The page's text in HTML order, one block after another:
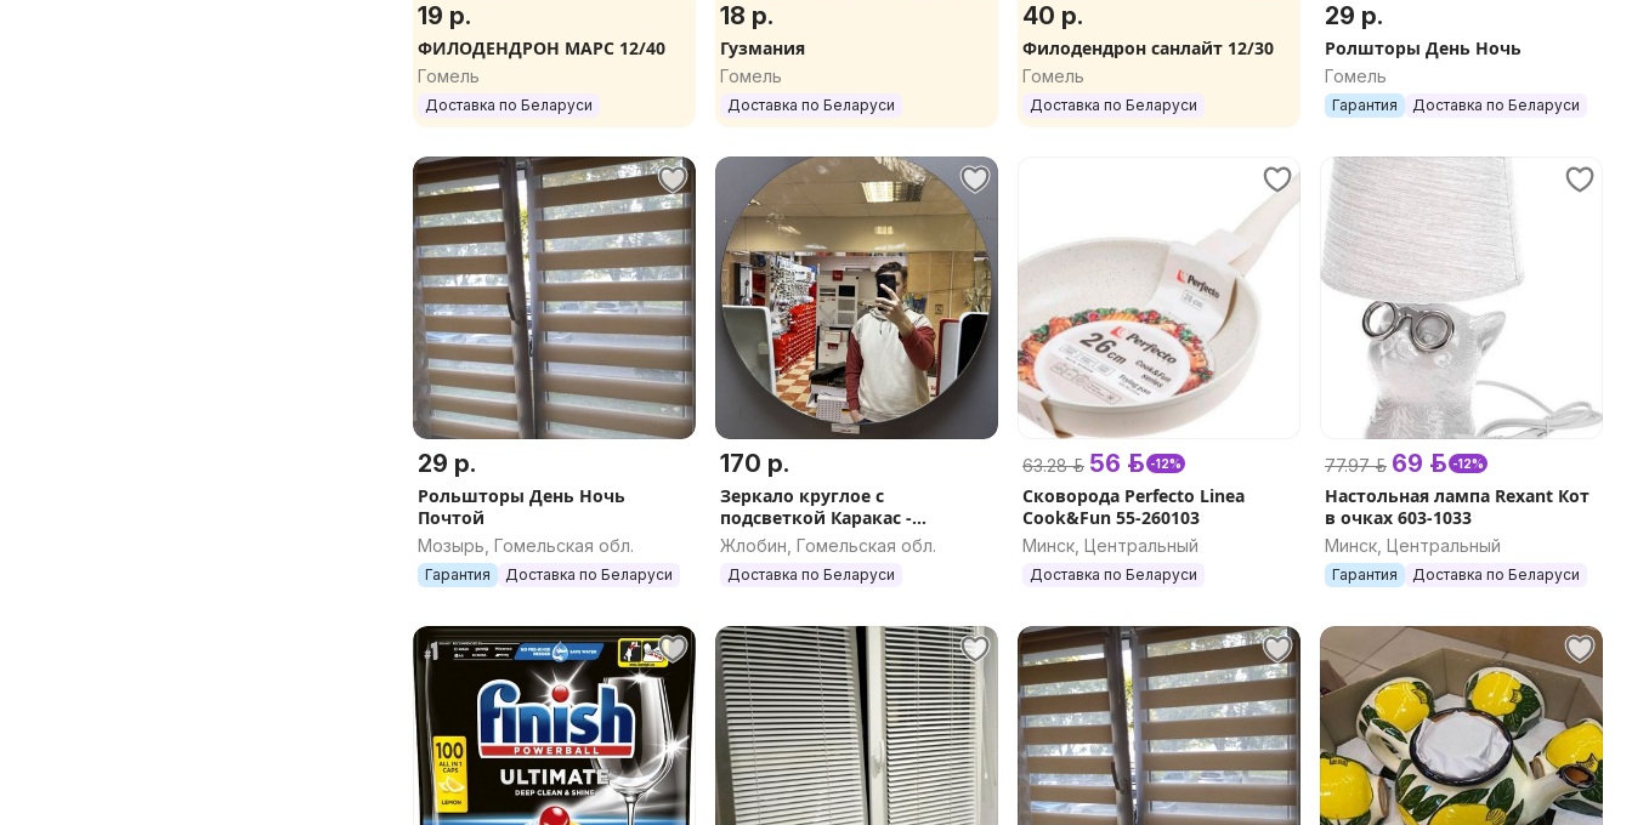
19 р.
ФИЛОДЕНДРОН МАРС 12/40
Гомель
Доставка по Беларуси
18 р.
Гузмания
Гомель
Доставка по Беларуси
40 р.
Филодендрон санлайт 12/30
Гомель
Доставка по Беларуси
29 р.
Ролшторы День Ночь
Гомель
Гарантия Доставка по Беларуси
29 р.
Рольшторы День Ночь
Почтой
Мозырь, Гомельская обл.
Гарантия Доставка по Беларуси
170 р.
Зеркало круглое с
подсветкой Каракас -
ЛИКВИДАЦИЯ
Жлобин, Гомельская обл.
Доставка по Беларуси
63.28 р. 56 р. -12%
Сковорода Perfecto Linea
Cook&Fun 55-260103
Минск, Центральный
Доставка по Беларуси
77.97 р. 69 р. -12%
Настольная лампа Rexant Кот
в очках 603-1033
Минск, Центральный
Гарантия Доставка по Беларуси